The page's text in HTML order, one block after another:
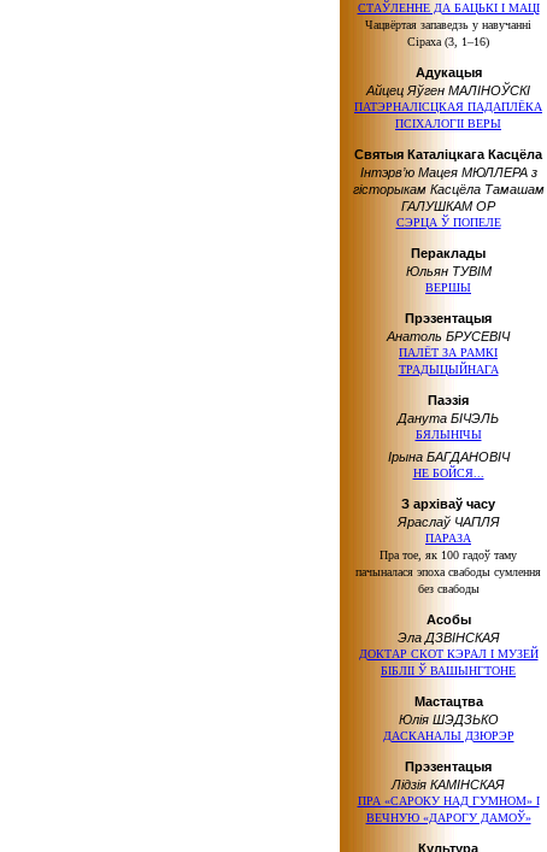
СТАЎЛЕННЕ ДА БАЦЬКІ І МАЦІ
Чацвёртая запаведзь у навучанні
Сіраха (3, 1–16)
Адукацыя
Айцец Яўген МАЛІНОЎСКІ
ПАТЭРНАЛІСЦКАЯ ПАДАПЛЁКА
ПСІХАЛОГІІ ВЕРЫ
Святыя Каталіцкага Касцёла
Інтэрв’ю Мацея МЮЛЛЕРА з
гісторыкам Касцёла Тамашам
ГАЛУШКАМ ОР
СЭРЦА Ў ПОПЕЛЕ
Пераклады
Юльян ТУВІМ
ВЕРШЫ
Прэзентацыя
Анатоль БРУСЕВІЧ
ПАЛЁТ ЗА РАМКІ
ТРАДЫЦЫЙНАГА
Паэзія
Данута БІЧЭЛЬ
БЯЛЫНІЧЫ
Ірына БАГДАНОВІЧ
НЕ БОЙСЯ...
З архіваў часу
Яраслаў ЧАПЛЯ
ПАРАЗА
Пра тое, як 100 гадоў таму
пачыналася эпоха свабоды сумлення
без свабоды
Асобы
Эла ДЗВІНСКАЯ
ДОКТАР СКОТ КЭРАЛ І МУЗЕЙ
БІБЛІІ Ў ВАШЫНГТОНЕ
Мастацтва
Юлія ШЭДЗЬКО
ДАСКАНАЛЫ ДЗЮРЭР
Прэзентацыя
Лідзія КАМІНСКАЯ
ПРА «САРОКУ НАД ГУМНОМ» І
ВЕЧНУЮ «ДАРОГУ ДАМОЎ»
Культура